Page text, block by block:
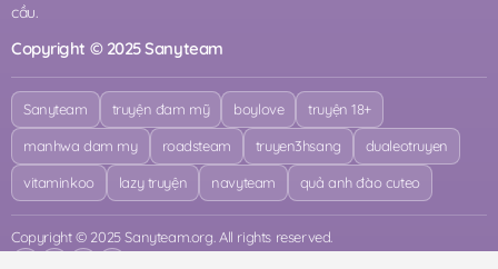
cầu.
Copyright © 2025 Sanyteam
Sanyteam truyện đam mỹ boylove truyện 18+
manhwa dam my roadsteam truyen3hsang dualeotruyen
vitaminkoo lazy truyện navyteam quả anh đào cuteo
Copyright © 2025 Sanyteam.org. All rights reserved.